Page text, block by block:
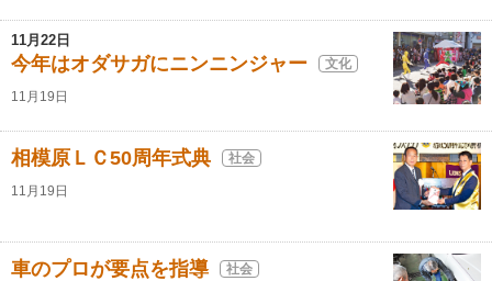
11月22日
今年はオダサガにニンニンジャー 文化
11月19日
相模原ＬＣ50周年式典 社会
11月19日
車のプロが要点を指導 社会